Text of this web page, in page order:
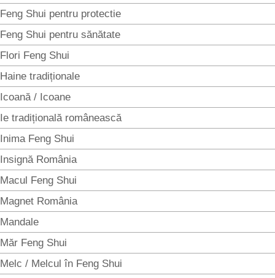
Feng Shui pentru protectie
Feng Shui pentru sănătate
Flori Feng Shui
Haine tradiționale
Icoană / Icoane
Ie tradițională românească
Inima Feng Shui
Insignă România
Macul Feng Shui
Magnet România
Mandale
Măr Feng Shui
Melc / Melcul în Feng Shui